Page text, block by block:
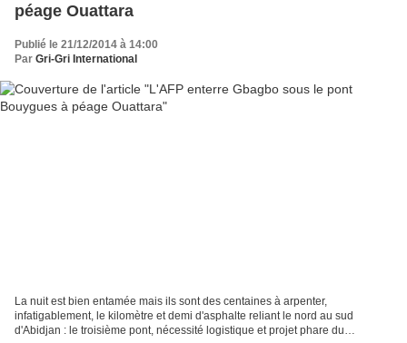
péage Ouattara
Publié le 21/12/2014 à 14:00
Par Gri-Gri International
La nuit est bien entamée mais ils sont des centaines à arpenter,
infatigablement, le kilomètre et demi d'asphalte reliant le nord au sud
d'Abidjan : le troisième pont, nécessité logistique et projet phare du